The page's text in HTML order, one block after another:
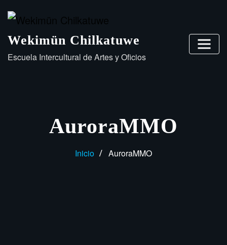
Wekimün Chilkatuwe
Escuela Intercultural de Artes y Oficios
AuroraMMO
Inicio AuroraMMO